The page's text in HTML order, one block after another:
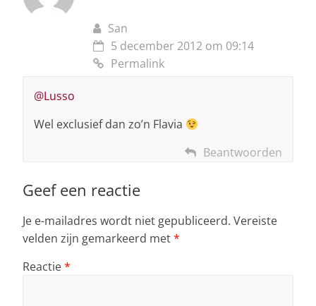
San
5 december 2012 om 09:14
Permalink
@Lusso
Wel exclusief dan zo’n Flavia
Beantwoorden
Geef een reactie
Je e-mailadres wordt niet gepubliceerd. Vereiste
velden zijn gemarkeerd met*
Reactie*